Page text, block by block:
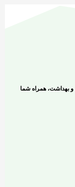
و بهداشت، همراه شما